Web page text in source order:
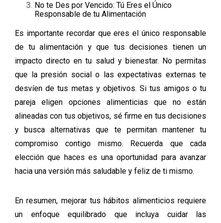
No te Des por Vencido: Tú Eres el Único
Responsable de tu Alimentación
Es importante recordar que eres el único responsable
de tu alimentación y que tus decisiones tienen un
impacto directo en tu salud y bienestar. No permitas
que la presión social o las expectativas externas te
desvíen de tus metas y objetivos. Si tus amigos o tu
pareja eligen opciones alimenticias que no están
alineadas con tus objetivos, sé firme en tus decisiones
y busca alternativas que te permitan mantener tu
compromiso contigo mismo. Recuerda que cada
elección que haces es una oportunidad para avanzar
hacia una versión más saludable y feliz de ti mismo.
En resumen, mejorar tus hábitos alimenticios requiere
un enfoque equilibrado que incluya cuidar las